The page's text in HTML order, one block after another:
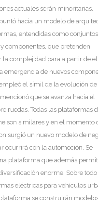
actuales serán minoritarias.
hacia un modelo de
entendidas como
componentes, que pretenden
la complejidad para a partir de
emergencia de nuevos
el símil de la evolución de
que se avanza hacia el
ruedas. Todas las plataformas
son similares y en el momento
surgió un nuevo modelo de
ocurrirá con la automoción. Se
plataforma que además
enorme. Sobre todo
eléctricas para vehículos
se construirán